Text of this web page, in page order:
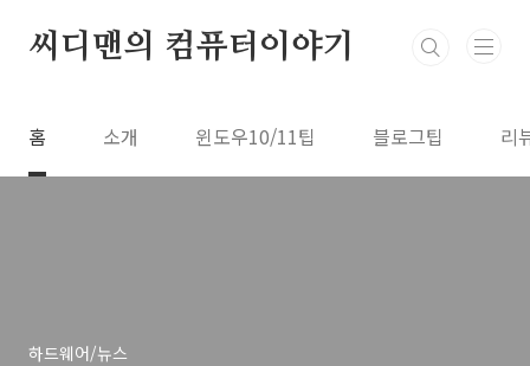
씨디맨의 컴퓨터이야기
홈 소개 윈도우10/11팁 블로그팁 리
하드웨어/뉴스